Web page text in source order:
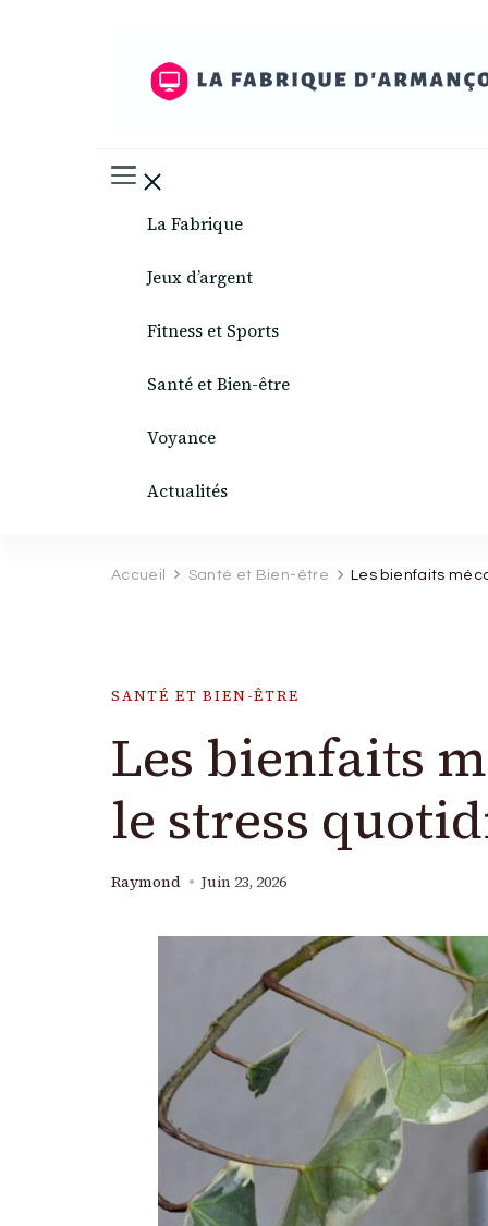
La Fabrique
Jeux d’argent
Fitness et Sports
Santé et Bien-être
Voyance
Actualités
Accueil Santé et Bien-être Les bienfaits
SANTÉ ET BIEN-ÊTRE
Les bienfaits
le stress
Raymond Juin 23, 2026